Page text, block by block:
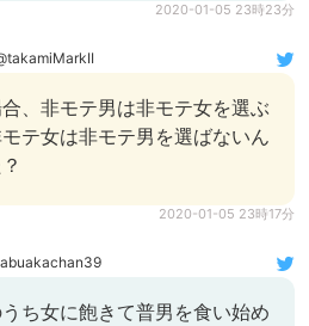
2020-01-05 23時23分
、非モテ男は非モテ女を選ぶ
テ女は非モテ男を選ばないん
2020-01-05 23時17分
ち女に飽きて普男を食い始め